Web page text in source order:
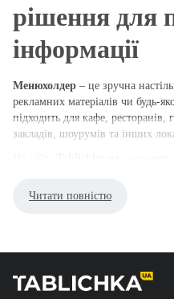
рішення для
інформації
Менюхолдер – це зручна
рекламних матеріалів чи будь-
підходить для кафе, ресторанів,
закладів, шоурумів та інших
комбінованих матеріалів. Це
Переваги
- універсальність – підходять